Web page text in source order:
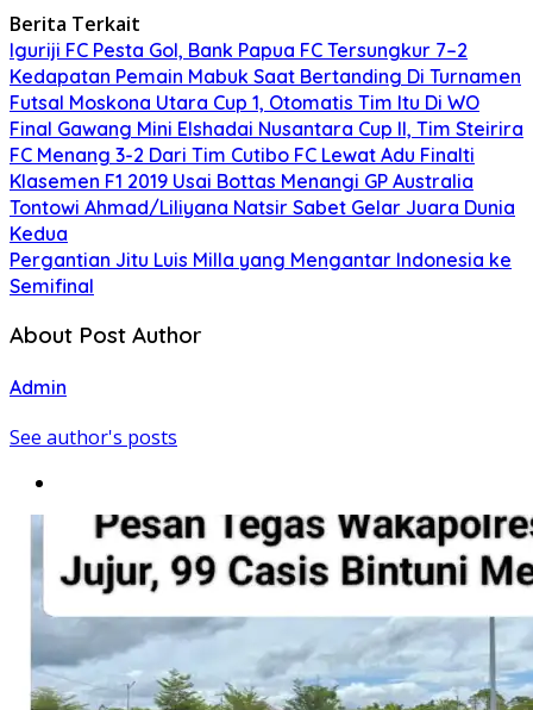
Berita Terkait
Iguriji FC Pesta Gol, Bank Papua FC Tersungkur 7–2
Kedapatan Pemain Mabuk Saat Bertanding Di Turnamen
Futsal Moskona Utara Cup 1, Otomatis Tim Itu Di WO
Final Gawang Mini Elshadai Nusantara Cup II, Tim Steirira
FC Menang 3-2 Dari Tim Cutibo FC Lewat Adu Finalti
Klasemen F1 2019 Usai Bottas Menangi GP Australia
Tontowi Ahmad/Liliyana Natsir Sabet Gelar Juara Dunia
Kedua
Pergantian Jitu Luis Milla yang Mengantar Indonesia ke
Semifinal
About Post Author
Admin
See author's posts